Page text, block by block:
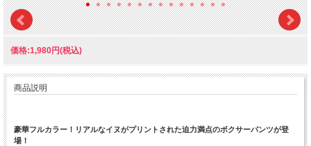
価格:1,980円(税込)
商品説明
豪華フルカラー！リアルなイヌがプリントされた迫力満点のボクサーパンツが登
場！